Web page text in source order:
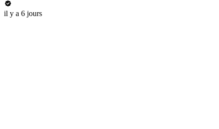
il y a 6 jours